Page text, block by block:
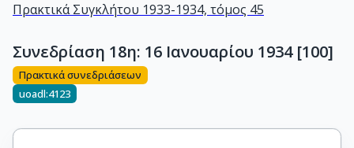
Πρακτικά Συγκλήτου 1933-1934, τόμος 45
Συνεδρίαση 18η: 16 Ιανουαρίου 1934 [100]
Πρακτικά συνεδριάσεων
uoadl:4123